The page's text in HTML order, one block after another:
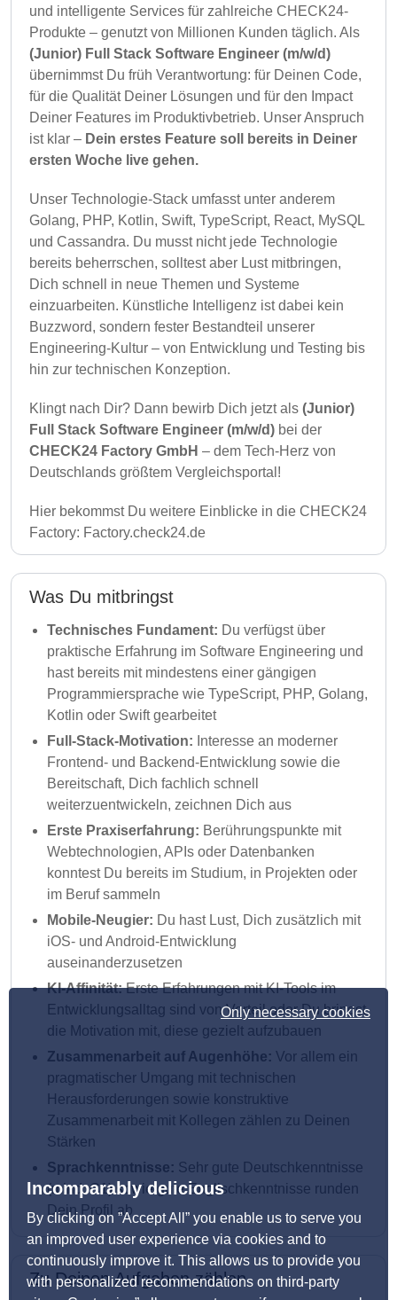
Only necessary cookies
Incomparably delicious
By clicking on ”Accept All” you enable us to serve you
an improved user experience via cookies and to
continuously improve it. This allows us to provide you
with personalized recommendations on third-party
und intelligente Services für zahlreiche CHECK24-
Produkte – genutzt von Millionen Kunden täglich. Als
(Junior) Full Stack Software Engineer (m/w/d)
übernimmst Du früh Verantwortung: für Deinen Code,
für die Qualität Deiner Lösungen und für den Impact
Deiner Features im Produktivbetrieb. Unser Anspruch
ist klar – Dein erstes Feature soll bereits in Deiner
ersten Woche live gehen.
Unser Technologie-Stack umfasst unter anderem
Golang, PHP, Kotlin, Swift, TypeScript, React, MySQL
und Cassandra. Du musst nicht jede Technologie
bereits beherrschen, solltest aber Lust mitbringen,
Dich schnell in neue Themen und Systeme
einzuarbeiten. Künstliche Intelligenz ist dabei kein
Buzzword, sondern fester Bestandteil unserer
Engineering-Kultur – von Entwicklung und Testing bis
hin zur technischen Konzeption.
Klingt nach Dir? Dann bewirb Dich jetzt als (Junior)
Full Stack Software Engineer (m/w/d) bei der
CHECK24 Factory GmbH – dem Tech-Herz von
Deutschlands größtem Vergleichsportal!
Hier bekommst Du weitere Einblicke in die CHECK24
Factory: Factory.check24.de
Was Du mitbringst
Technisches Fundament: Du verfügst über
praktische Erfahrung im Software Engineering und
hast bereits mit mindestens einer gängigen
Programmiersprache wie TypeScript, PHP, Golang,
Kotlin oder Swift gearbeitet
Full-Stack-Motivation: Interesse an moderner
Frontend- und Backend-Entwicklung sowie die
Bereitschaft, Dich fachlich schnell
weiterzuentwickeln, zeichnen Dich aus
Erste Praxiserfahrung: Berührungspunkte mit
Webtechnologien, APIs oder Datenbanken
konntest Du bereits im Studium, in Projekten oder
im Beruf sammeln
Mobile-Neugier: Du hast Lust, Dich zusätzlich mit
iOS- und Android-Entwicklung
auseinanderzusetzen
KI-Affinität:Erste Erfahrungen mit KI-Tools im
Entwicklungsalltag sind von Vorteil oder Du bringst
die Motivation mit, diese gezielt aufzubauen
Zusammenarbeit auf Augenhöhe: Vor allem ein
pragmatischer Umgang mit technischen
Herausforderungen sowie konstruktive
Zusammenarbeit mit Kollegen zählen zu Deinen
Stärken
Sprachkenntnisse: Sehr gute Deutschkenntnisse
(mind. C1) sowie gute Englischkenntnisse runden
Dein Profil ab
Zu Deinen Aufgaben zählen